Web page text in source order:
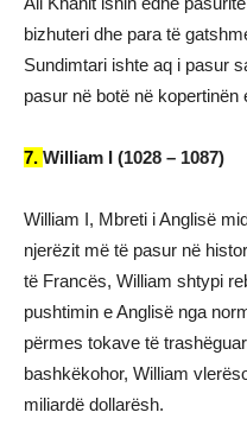
bizhuteri dhe para të
Sundimtari ishte aq i pasur
pasur në botë në kopertinën
7. William I (1028 – 1087)
William I, Mbreti i Anglisë
njerëzit më të pasur në
të Francës, William shtypi
pushtimin e Anglisë nga
përmes tokave të
bashkëkohor, William
miliardë dollarësh.